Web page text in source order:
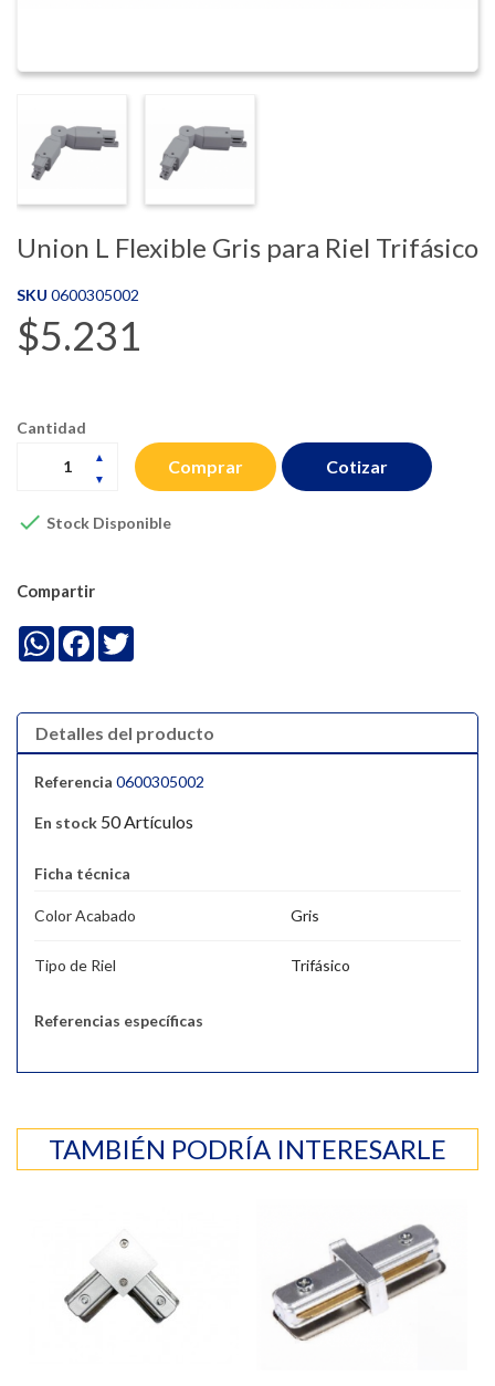
Union L Flexible Gris para Riel Trifásico
SKU 0600305002
$5.231
Cantidad
Comprar
 Stock Disponible
Cotizar
Compartir
WhatsApp
Facebook
Detalles del producto
Referencia 0600305002
En stock 50 Artículos
Ficha técnica
Color Acabado Gris
Tipo de Riel Trifásico
Referencias específicas
TAMBIÉN PODRÍA INTERESARLE